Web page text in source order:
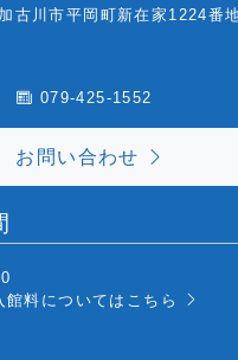
川市平岡町新在家1224番
079-425-1552
お問い合わせ
料については こちら